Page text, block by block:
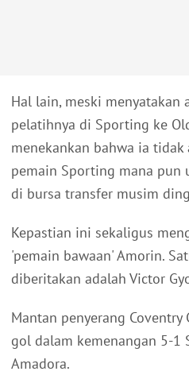
Hal lain, meski menyatakan
pelatihnya di Sporting ke
menekankan bahwa ia
pemain Sporting mana pun
di bursa transfer musim
Kepastian ini sekaligus
'pemain bawaan' Amorin.
diberitakan adalah Victor
Mantan penyerang
gol dalam kemenangan 5-1
Amadora.